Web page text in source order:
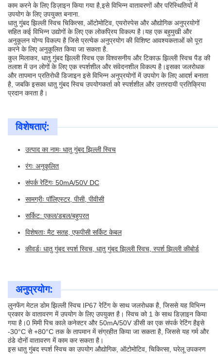
काम करने के लिए डिज़ाइन किया गया है,इसे विभिन्न वातावरणों और परिस्थितियों में
उपयोग के लिए उपयुक्त बनाना.
धातु गुंबद झिल्ली स्विच चिकित्सा, ऑटोमोटिव, एयरोस्पेस और औद्योगिक अनुप्रयोगों
सहित कई विभिन्न उद्योगों के लिए एक लोकप्रिय विकल्प है।यह एक बहुमुखी और
अनुकूलन योग्य विकल्प है जिसे प्रत्येक अनुप्रयोग की विशिष्ट आवश्यकताओं को पूरा
करने के लिए अनुकूलित किया जा सकता है.
कुल मिलाकर, धातु गुंबद झिल्ली स्विच एक विश्वसनीय और टिकाऊ झिल्ली स्विच पैड की
तलाश में उन लोगों के लिए एक स्पर्शशील और संवेदनशील विकल्प है।इसका जलरोधक
और तापमान प्रतिरोधी डिजाइन इसे विभिन्न अनुप्रयोगों में उपयोग के लिए आदर्श बनाता
है, जबकि इसका धातु गुंबद स्विच उपयोगकर्ता को स्पर्शशील और उत्तरदायी प्रतिक्रिया
प्रदान करता है।
विशेषताएं:
उत्पाद का नामः धातु गुंबद झिल्ली स्विच
रंगः अनुकूलित
संपर्क रेटिंगः 50mA/50V DC
सामग्रीः पॉलिएस्टर, पीसी, पीवीसी
सर्किट: एकल/डबल/बहुपरत
विशेषताः मैट सतह, एफपीसी सर्किट केबल
कीवर्डः धातु गुंबद स्पर्श स्विच, धातु गुंबद झिल्ली स्विच, स्पर्श झिल्ली कीबोर्ड
अनुप्रयोग:
लुनफेंग मेटल डोम झिल्ली स्विच IP67 रेटिंग के साथ जलरोधक है, जिससे यह विभिन्न
प्रकार के वातावरण में उपयोग के लिए उपयुक्त है। स्विच को 1 के साथ डिज़ाइन किया
गया है।0 मिमी पिच काले कनेक्टर और 50mA/50V डीसी का एक संपर्क रेटिंग हैइसे
-30°C से +80°C तक के तापमान में संग्रहीत किया जा सकता है, जिससे यह गर्म और
ठंडे दोनों वातावरण में काम कर सकता है।
इस धातु गुंबद स्पर्श स्विच का उपयोग औद्योगिक, ऑटोमोटिव, चिकित्सा, घरेलू उपकरण